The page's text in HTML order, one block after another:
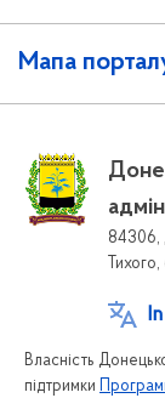
Мапа
84306,
Тихого,
Власність
підтримки